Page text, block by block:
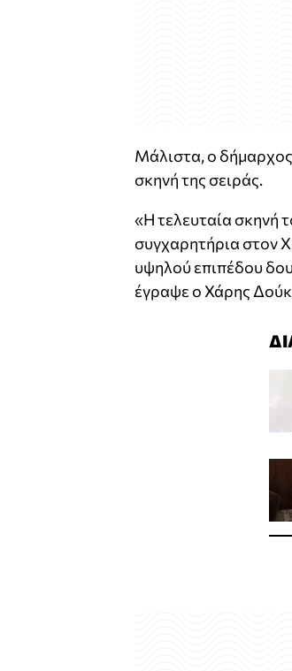
Μάλιστα, ο
σκηνή της σειράς.
«Η τελευταία σκηνή
συγχαρητήρια στον
υψηλού επιπέδου
έγραψε ο Χάρης